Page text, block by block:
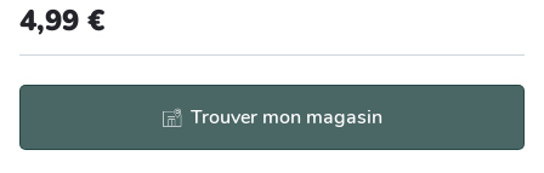
4,99 €
Trouver mon magasin